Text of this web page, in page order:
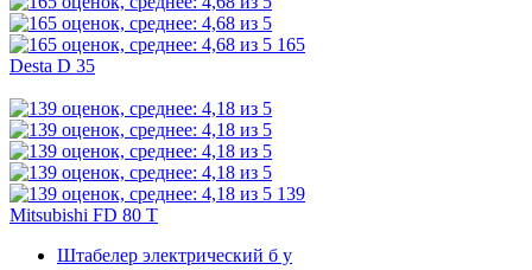
165
Desta D 35
139
Mitsubishi FD 80 T
Штабелер электрический б у